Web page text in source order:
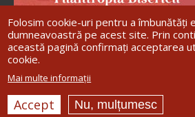
Arhiepiscopia Iașilor | ©
Romanului și
Folosim cookie-uri pentru a îmbunătăți
dumneavoastră pe acest site. Prin
această pagină confirmați acceptarea
cookie.
Mai multe informații
Accept Nu, mulțumesc